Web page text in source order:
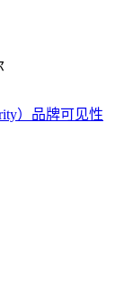
） 品牌可见性